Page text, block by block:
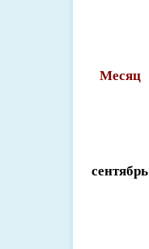
Месяц
сентябрь